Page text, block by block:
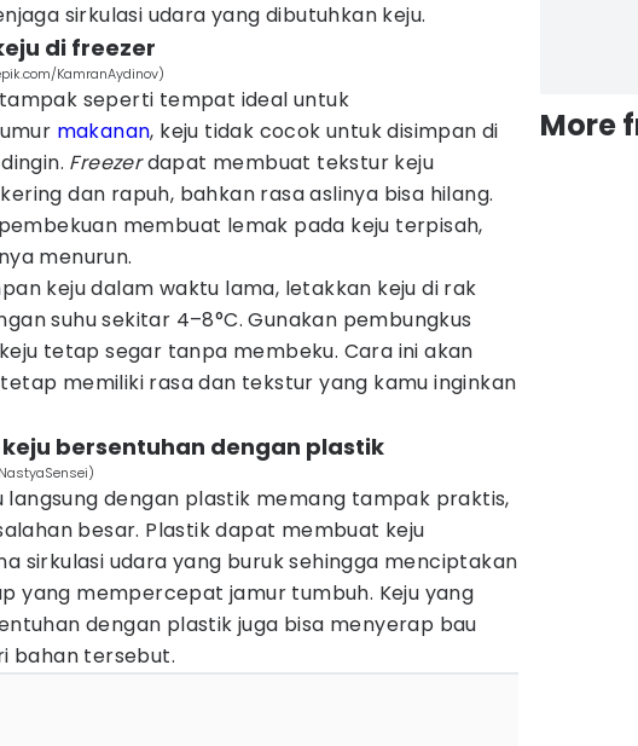
sirkulasi udara yang dibutuhkan keju.
di freezer
KamranAydinov)
seperti tempat ideal untuk
makanan, keju tidak cocok untuk disimpan di
Freezerdapat membuat tekstur keju
dan rapuh, bahkan rasa aslinya bisa hilang.
membuat lemak pada keju terpisah,
menurun.
keju dalam waktu lama, letakkan keju di rak
suhu sekitar 4–8°C. Gunakan pembungkus
tetap segar tanpa membeku. Cara ini akan
memiliki rasa dan tekstur yang kamu inginkan
bersentuhan dengan plastik
langsung dengan plastik memang tampak praktis,
besar. Plastik dapat membuat keju
sirkulasi udara yang buruk sehingga menciptakan
yang mempercepat jamur tumbuh. Keju yang
dengan plastik juga bisa menyerap bau
bahan tersebut.
More